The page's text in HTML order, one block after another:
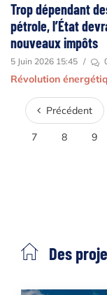
Trop dépendant
pétrole, l’État
nouveaux impôts
5 Juin 2026 15:45 /
Révolution
Précédent
7 8 9
Des